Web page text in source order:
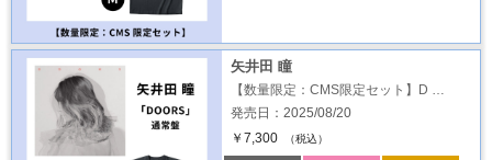
矢井田 瞳
【数量限定：CMS限定セット】D …
発売日：2025/08/20
￥7,300
（税込）